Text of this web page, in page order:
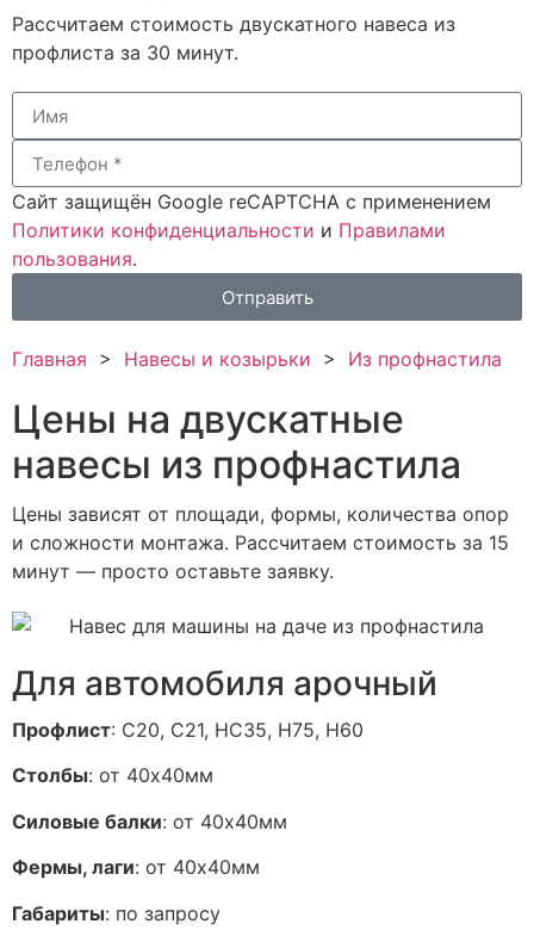
Рассчитаем стоимость двускатного навеса из
профлиста за 30 минут.
Сайт защищён Google reCAPTCHA с применением
Политики конфиденциальности и Правилами
пользования.
Отправить
Главная > Навесы и козырьки > Из профнастила
Цены на двускатные
навесы из профнастила
Цены зависят от площади, формы, количества опор
и сложности монтажа. Рассчитаем стоимость за 15
минут — просто оставьте заявку.
Для автомобиля арочный
Профлист: С20, С21, НС35, H75, H60
Столбы: от 40х40мм
Силовые балки: от 40х40мм
Фермы, лаги: от 40х40мм
Габариты: по запросу